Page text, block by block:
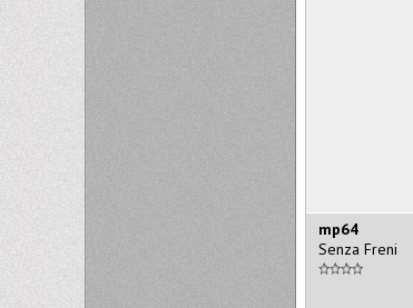
mp64
Senza Freni